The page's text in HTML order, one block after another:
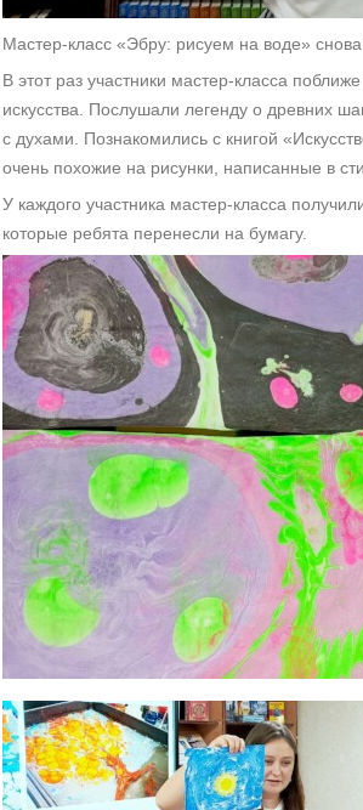
Мастер-класс «Эбру: рисуем на воде»
В этот раз участники мастер-класса
искусства. Послушали легенду о древних
с духами. Познакомились с книгой
очень похожие на рисунки, написанные в
У каждого участника мастер-класса
которые ребята перенесли на бумагу.